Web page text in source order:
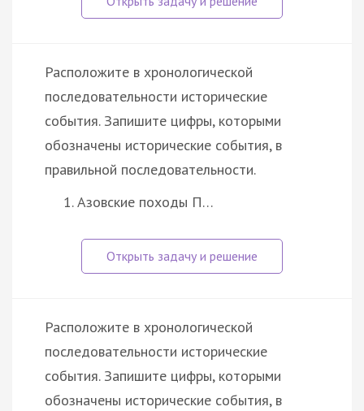
Расположите в хронологической
последовательности исторические
события. Запишите цифры, которыми
обозначены исторические события, в
правильной последовательности.
Азовские походы П…
Расположите в хронологической
последовательности исторические
события. Запишите цифры, которыми
обозначены исторические события, в